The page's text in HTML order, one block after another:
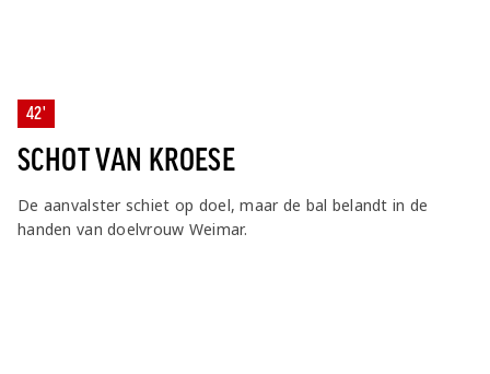
42'
SCHOT VAN KROESE
De aanvalster schiet op doel, maar de bal belandt in de
handen van doelvrouw Weimar.